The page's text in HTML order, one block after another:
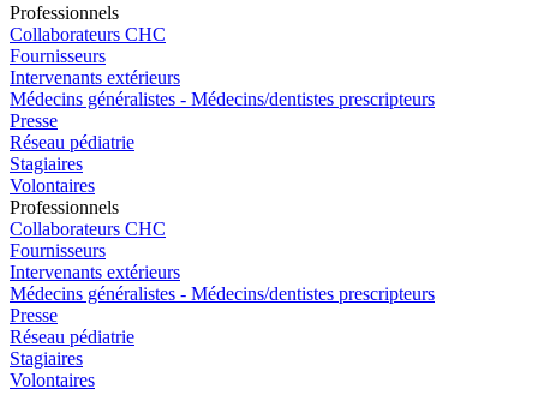
Professionnels
Collaborateurs CHC
Fournisseurs
Intervenants extérieurs
Médecins généralistes - Médecins/dentistes prescripteurs
Presse
Réseau pédiatrie
Stagiaires
Volontaires
Professionnels
Collaborateurs CHC
Fournisseurs
Intervenants extérieurs
Médecins généralistes - Médecins/dentistes prescripteurs
Presse
Réseau pédiatrie
Stagiaires
Volontaires